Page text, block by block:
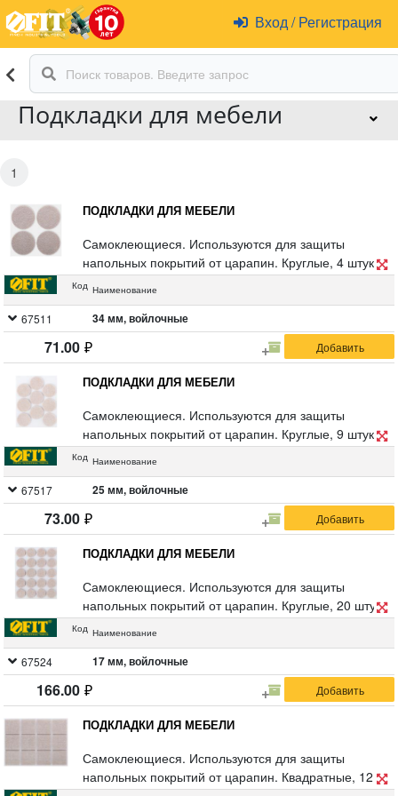
Вход /Регистрация
Подкладки для мебели
1
ПОДКЛАДКИ ДЛЯ МЕБЕЛИ
Самоклеющиеся. Используются для защиты
напольных покрытий от царапин. Круглые, 4 штуки.
Упаковка: блистер.
Код Наименование
67511 34 мм, войлочные
71.00
ПОДКЛАДКИ ДЛЯ МЕБЕЛИ
Самоклеющиеся. Используются для защиты
напольных покрытий от царапин. Круглые, 9 штук.
Упаковка: блистер.
Код Наименование
67517 25 мм, войлочные
73.00
ПОДКЛАДКИ ДЛЯ МЕБЕЛИ
Самоклеющиеся. Используются для защиты
напольных покрытий от царапин. Круглые, 20 штук.
Упаковка: блистер.
Код Наименование
67524 17 мм, войлочные
166.00
ПОДКЛАДКИ ДЛЯ МЕБЕЛИ
Самоклеющиеся. Используются для защиты
напольных покрытий от царапин. Квадратные, 12